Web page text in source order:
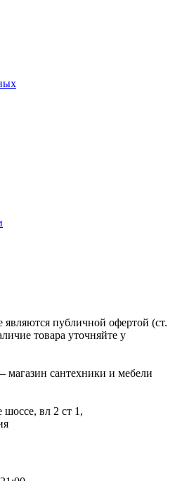
публичной офертой (ст.
товара уточняйте у
сантехники и мебели
вл 2 ст 1,